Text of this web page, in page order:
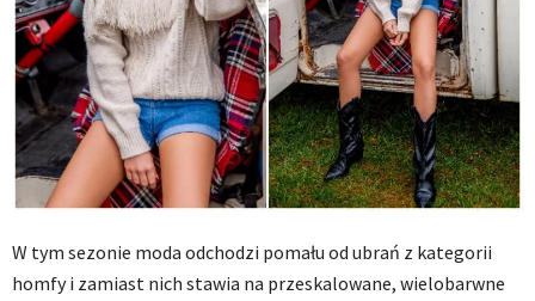
W tym sezonie moda odchodzi pomału od ubrań z kategorii
homfy i zamiast nich stawia na przeskalowane, wielobarwne